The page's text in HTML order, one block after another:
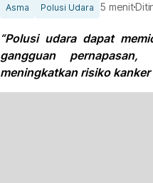
Asma Polusi Udara 5 menit
“Polusi udara dapat
gangguan
meningkatkan risiko